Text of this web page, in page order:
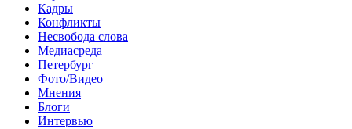
Кадры
Конфликты
Несвобода слова
Медиасреда
Петербург
Фото/Видео
Мнения
Блоги
Интервью